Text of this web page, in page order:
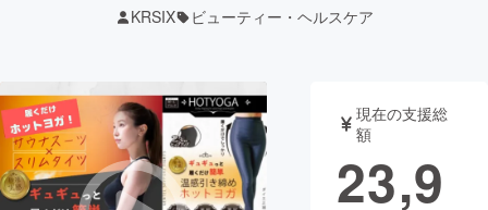
テクノロジー・ガジェット
映像・映画 書籍・雑誌
KRSIX ビューティー・ヘルスケア
現在の支援総
額
23,9